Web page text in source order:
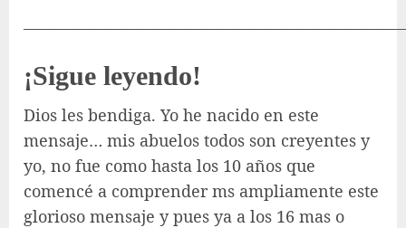
¡Sigue leyendo!
Dios les bendiga. Yo he nacido en este
mensaje… mis abuelos todos son creyentes y
yo, no fue como hasta los 10 años que
comencé a comprender ms ampliamente este
glorioso mensaje y pues ya a los 16 mas o